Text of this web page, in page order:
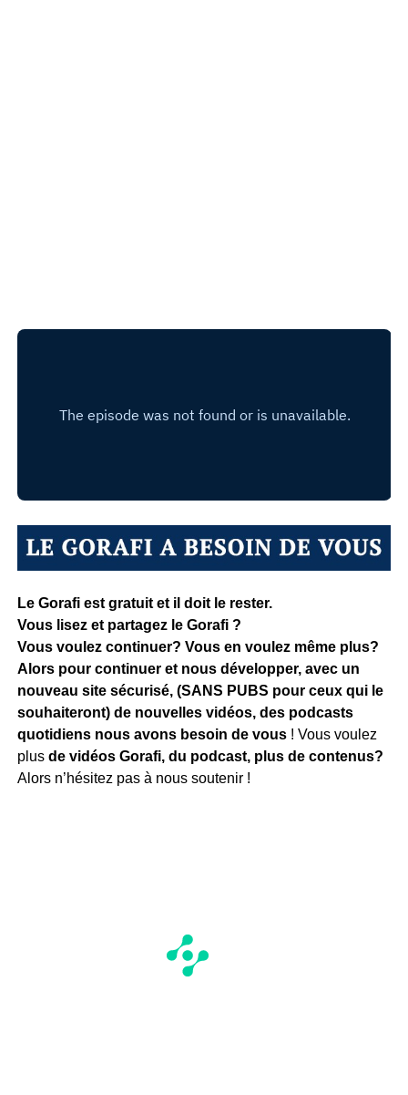
Le Gorafi est gratuit et il doit le rester.
Vous lisez et partagez le Gorafi ?
Vous voulez continuer? Vous en voulez même plus?
Alors pour continuer et nous développer, avec un
nouveau site sécurisé, (SANS PUBS pour ceux qui le
souhaiteront) de nouvelles vidéos, des podcasts
quotidiens nous avons besoin de vous ! Vous voulez
plus de vidéos Gorafi, du podcast, plus de contenus?
Alors n’hésitez pas à nous soutenir !